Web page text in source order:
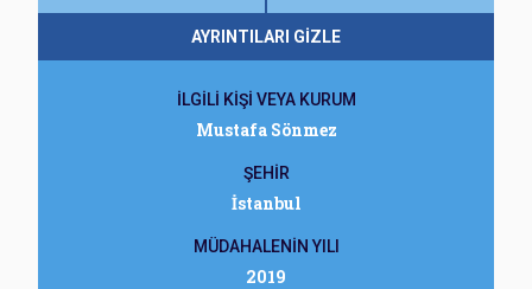
AYRINTILARI GİZLE
İLGİLİ KİŞİ VEYA KURUM
Mustafa Sönmez
ŞEHİR
İstanbul
MÜDAHALENİN YILI
2019